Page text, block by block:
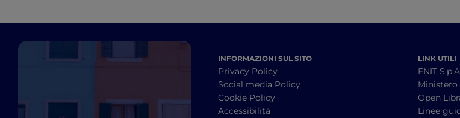
INFORMAZIONI SUL SITO
Privacy Policy
Social media Policy
Cookie Policy
Accessibilità
LINK UTILI
ENIT
Ministero
Open
Linee